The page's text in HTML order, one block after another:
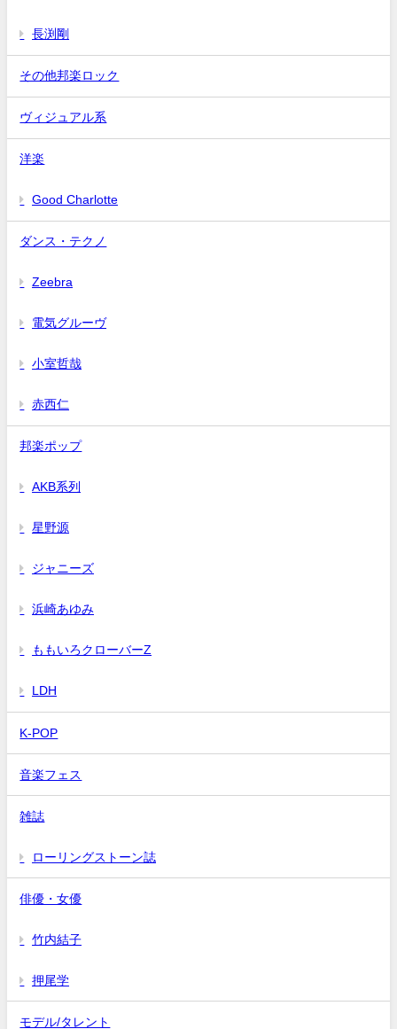
長渕剛
その他邦楽ロック
ヴィジュアル系
洋楽
Good Charlotte
ダンス・テクノ
Zeebra
電気グルーヴ
小室哲哉
赤西仁
邦楽ポップ
AKB系列
星野源
ジャニーズ
浜崎あゆみ
ももいろクローバーZ
LDH
K-POP
音楽フェス
雑誌
ローリングストーン誌
俳優・女優
竹内結子
押尾学
モデル/タレント